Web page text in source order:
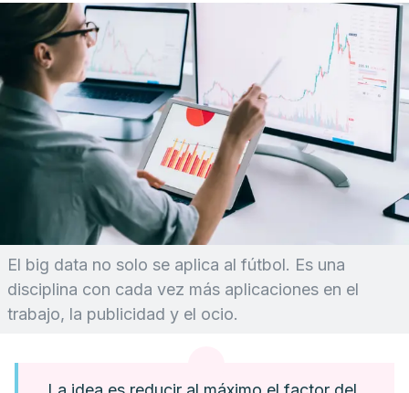
El big data no solo se aplica al fútbol. Es una
disciplina con cada vez más aplicaciones en el
trabajo, la publicidad y el ocio.